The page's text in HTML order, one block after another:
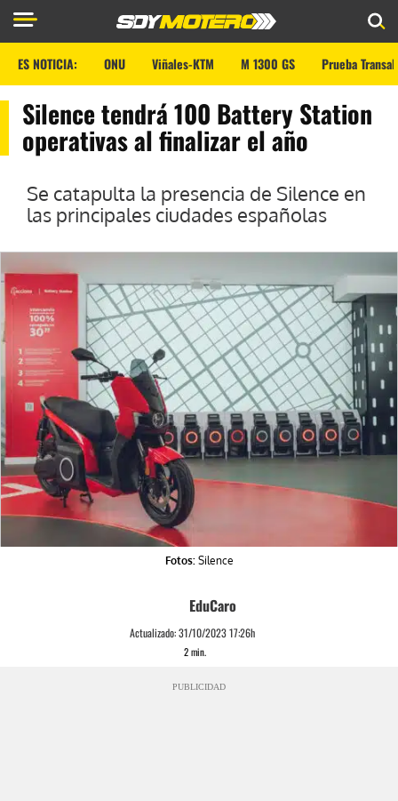
ES NOTICIA: ONU Viñales-KTM M 1300 GS Prueba
Silence tendrá 100 Battery Station
operativas al finalizar el año
Se catapulta la presencia de Silence en
las principales ciudades españolas
Fotos:Silence
EduCaro
Actualizado:31/10/2023 17:26h
2min.
PUBLICIDAD